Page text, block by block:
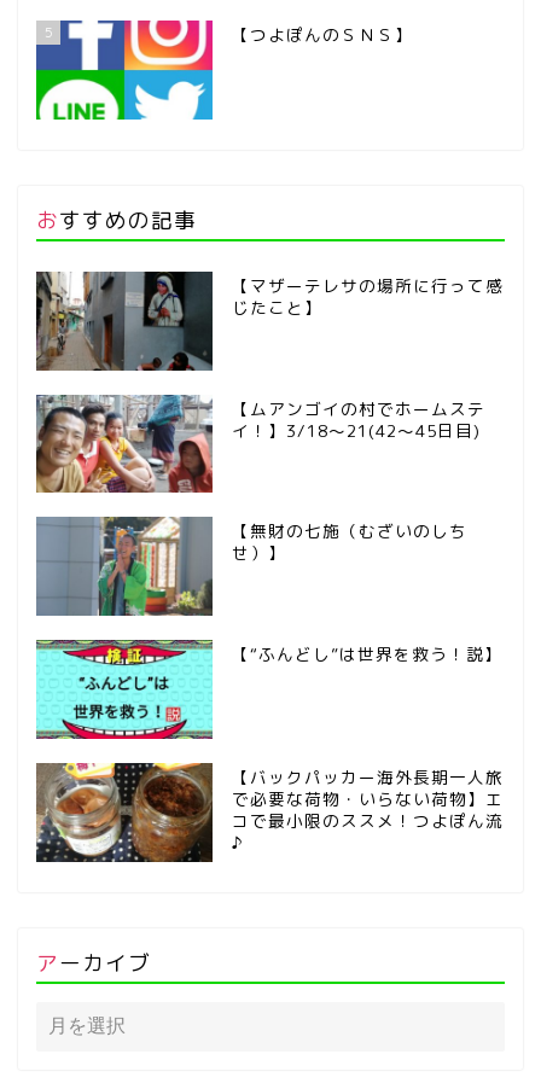
5 【つよぽんのＳＮＳ】
おすすめの記事
【マザーテレサの場所に行って感
じたこと】
【ムアンゴイの村でホームステ
イ！】3/18～21(42～45日目)
【無財の七施（むざいのしち
せ）】
【“ふんどし”は世界を救う！説】
【バックパッカー海外長期一人旅
で必要な荷物・いらない荷物】エ
コで最小限のススメ！つよぽん流
♪
アーカイブ